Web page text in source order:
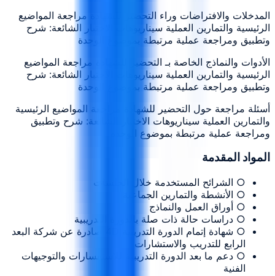
المدخلات والافتراضات وراء التحضير للشهادة مراجعة المواضيع
الرئيسية والتمارين العملية سيناريوهات الاختبار الشائعة: شرح
وتطبيق ومراجعة عملية مرتبطة بموضوع الوحدة
الأدوات والنماذج الخاصة بـ التحضير للشهادة مراجعة المواضيع
الرئيسية والتمارين العملية سيناريوهات الاختبار الشائعة: شرح
وتطبيق ومراجعة عملية مرتبطة بموضوع الوحدة
أسئلة مراجعة حول التحضير للشهادة مراجعة المواضيع الرئيسية
والتمارين العملية سيناريوهات الاختبار الشائعة: شرح وتطبيق
ومراجعة عملية مرتبطة بموضوع الوحدة
المواد المقدمة
○ الشرائح المستخدمة خلال الجلسات
○ الأنشطة والتمارين الجماعية
○ أوراق العمل والنماذج
○ دراسات حالة ذات صلة بالدورة التدريبية
○ شهادة إتمام الدورة التدريبية 4D صادرة عن شركة البعد
الرابع للتدريب والاستشارات
○ دعم ما بعد الدورة التدريبية للاستفسارات والتوجيهات
الفنية